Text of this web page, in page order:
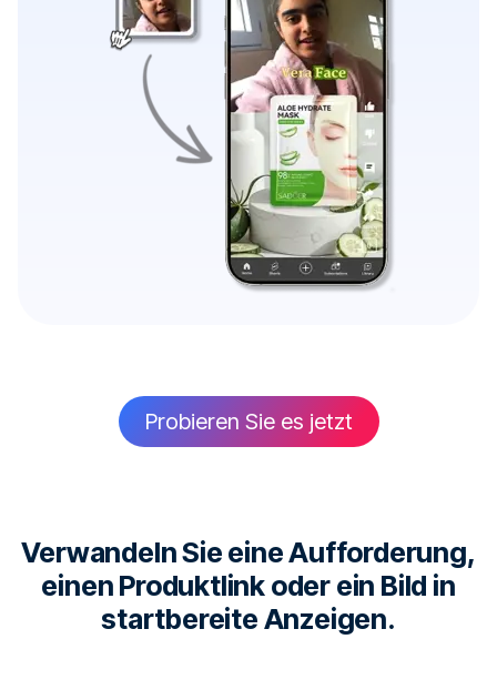
Probieren Sie es jetzt
Verwandeln Sie eine Aufforderung,
einen Produktlink oder ein Bild in
startbereite Anzeigen.